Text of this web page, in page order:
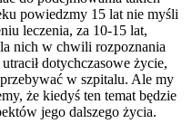
powiedzmy 15 lat nie myśli
leczenia, za 10-15 lat,
nich w chwili rozpoznania
dotychczasowe życie,
w szpitalu. Ale my
że kiedyś ten temat będzie
jego dalszego życia.